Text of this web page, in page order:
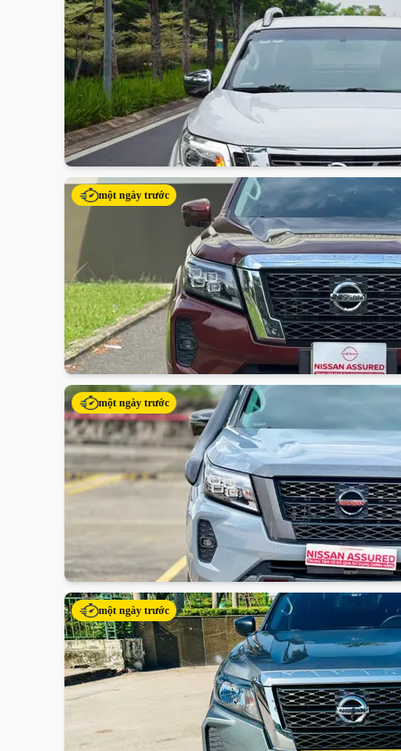
một ngày trước
một ngày trước
một ngày trước